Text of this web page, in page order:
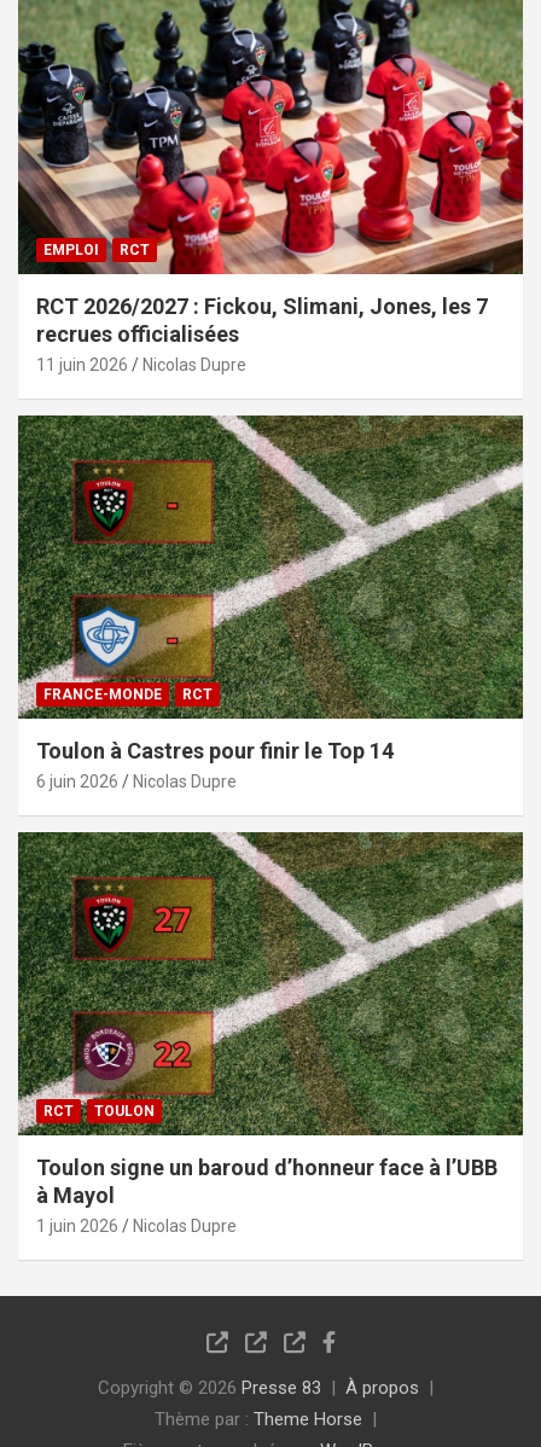
EMPLOI RCT
RCT 2026/2027 : Fickou, Slimani, Jones, les 7
recrues officialisées
11 juin 2026 Nicolas Dupre
FRANCE-MONDE RCT
Toulon à Castres pour finir le Top 14
6 juin 2026 Nicolas Dupre
RCT TOULON
Toulon signe un baroud d’honneur face à l’UBB
à Mayol
1 juin 2026 Nicolas Dupre
Copyright © 2026 Presse 83
À propos
Thème par : Theme Horse